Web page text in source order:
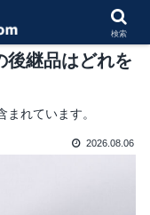
後継品はどれを
れています。
2026.08.06
検索